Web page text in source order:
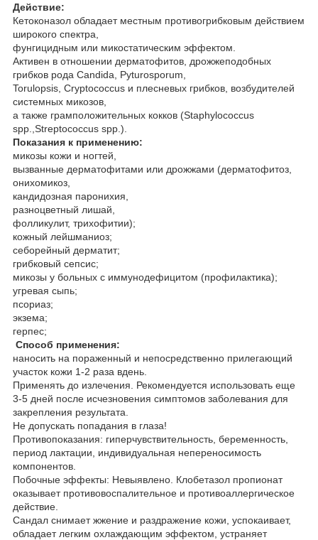
Действие:
Кетоконазол обладает местным противогрибковым действием
широкого спектра,
фунгицидным или микостатическим эффектом.
Активен в отношении дерматофитов, дрожжеподобных
грибков рода Candida, Pyturosporum,
Torulopsis, Cryptococcus и плесневых грибков, возбудителей
системных микозов,
а также грамположительных кокков (Staphylococcus
spp.,Streptococcus spp.).
Показания к применению:
микозы кожи и ногтей,
вызванные дерматофитами или дрожжами (дерматофитоз,
онихомикоз,
кандидозная паронихия,
разноцветный лишай,
фолликулит, трихофитии);
кожный лейшманиоз;
себорейный дерматит;
грибковый сепсис;
микозы у больных с иммунодефицитом (профилактика);
угревая сыпь;
псориаз;
экзема;
герпес;
Способ применения:
наносить на пораженный и непосредственно прилегающий
участок кожи 1-2 раза вдень.
Применять до излечения. Рекомендуется использовать еще
3-5 дней после исчезновения симптомов заболевания для
закрепления результата.
Не допускать попадания в глаза!
Противопоказания: гиперчувствительность, беременность,
период лактации, индивидуальная непереносимость
компонентов.
Побочные эффекты: Невыявлено. Клобетазол пропионат
оказывает противовоспалительное и противоаллергическое
действие.
Сандал снимает жжение и раздражение кожи, успокаивает,
обладает легким охлаждающим эффектом, устраняет